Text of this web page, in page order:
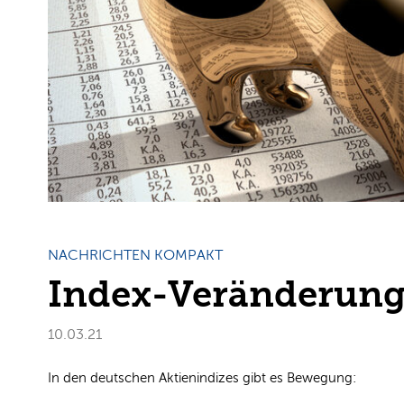
NACHRICHTEN KOMPAKT
Index-
10.03.21
In den deutschen Aktienindizes gibt es Bewegung: